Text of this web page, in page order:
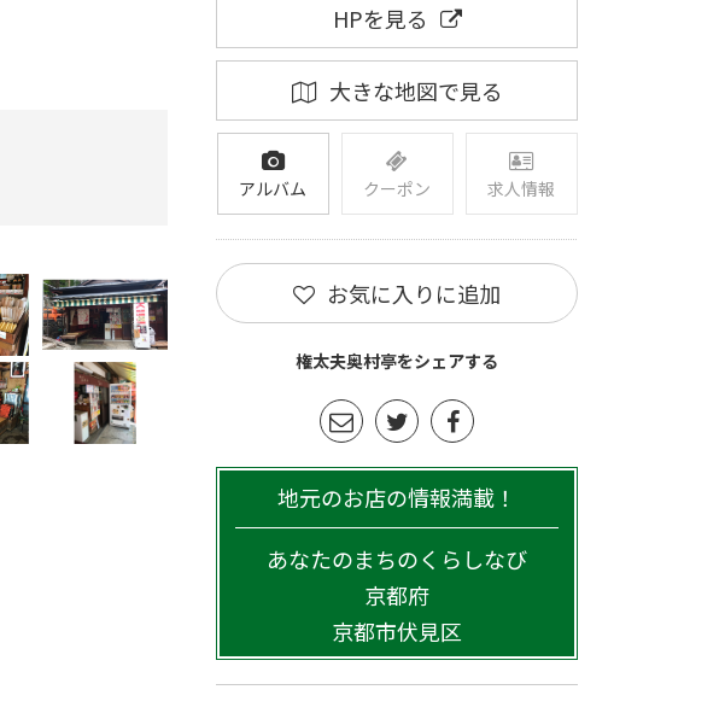
HPを見る
大きな地図で見る
アルバム クーポン 求人情報
お気に入りに追加
権太夫奥村亭をシェアする
地元のお店の情報満載！
あなたのまちのくらしなび
京都府
京都市伏見区